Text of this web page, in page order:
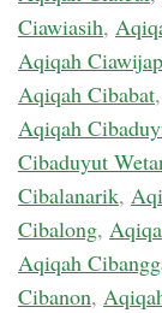
Ciawiasih,
Aqiqah
Aqiqah Cibabat,
Aqiqah
Cibaduyut
Cibalanarik,
Cibalong,
Aqiqah
Cibanon,